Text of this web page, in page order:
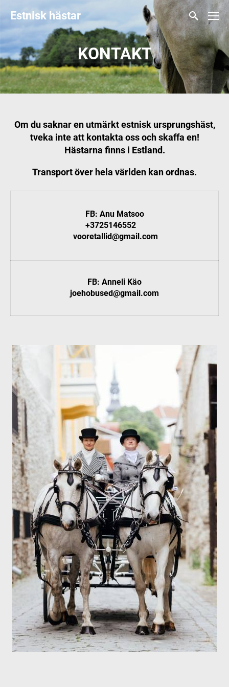
Estnisk hästar
KONTAKT
Om du saknar en utmärkt estnisk ursprungshäst,
tveka inte att kontakta oss och skaffa en!
Hästarna finns i Estland.
Transport över hela världen kan ordnas.
FB: Anu Matsoo
+3725146552
vooretallid@gmail.com
FB: Anneli Käo
joehobused@gmail.com